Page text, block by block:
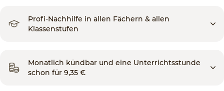
Profi-Nachhilfe in allen Fächern & allen
Klassenstufen
Monatlich kündbar und eine Unterrichtsstunde
schon für 9,35 €